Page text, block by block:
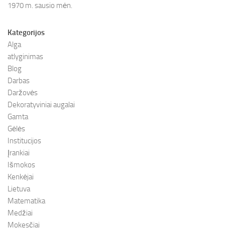
1970 m. sausio mėn.
Kategorijos
Alga
atlyginimas
Blog
Darbas
Daržovės
Dekoratyviniai augalai
Gamta
Gėlės
Institucijos
Įrankiai
Išmokos
Kenkėjai
Lietuva
Matematika
Medžiai
Mokesčiai